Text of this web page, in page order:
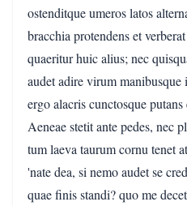
ostenditque umeros latos
bracchia protendens et
quaeritur huic alius; nec
audet adire virum manibusque
ergo alacris cunctosque putans
Aeneae stetit ante pedes, nec
tum laeva taurum cornu tenet
'nate dea, si nemo audet se
quae finis standi? quo me